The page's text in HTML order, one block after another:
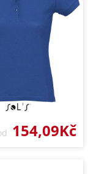
154,09Kč